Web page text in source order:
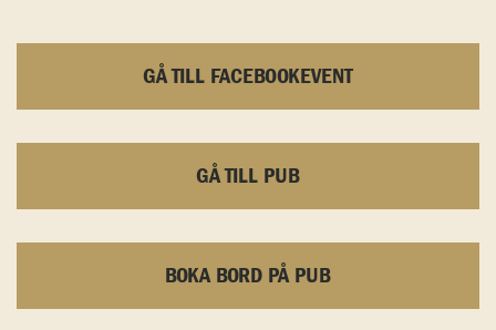
GÅ TILL FACEBOOKEVENT
GÅ TILL PUB
BOKA BORD PÅ PUB